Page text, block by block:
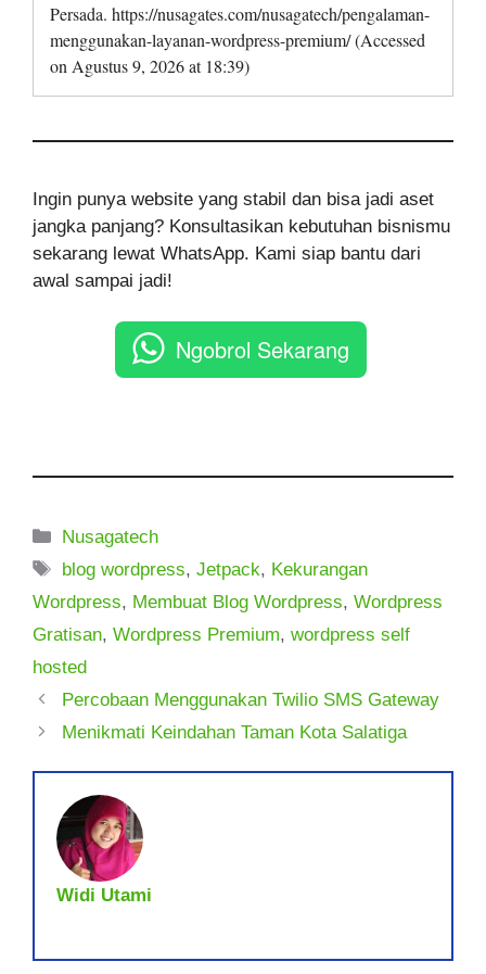
Persada. https://nusagates.com/nusagatech/pengalaman-
menggunakan-layanan-wordpress-premium/ (Accessed
on Agustus 9, 2026 at 18:39)
Ingin punya website yang stabil dan bisa jadi aset
jangka panjang? Konsultasikan kebutuhan bisnismu
sekarang lewat WhatsApp. Kami siap bantu dari
awal sampai jadi!
Ngobrol Sekarang
Kategori
Nusagatech
Tag
blog wordpress,Jetpack, Kekurangan
Wordpress, Membuat Blog Wordpress, Wordpress
Gratisan, Wordpress Premium, wordpress self
hosted
Percobaan Menggunakan Twilio SMS Gateway
Menikmati Keindahan Taman Kota Salatiga
Widi Utami